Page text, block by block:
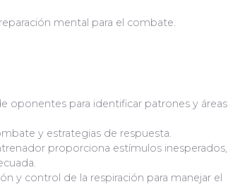
mental para el combate.
oponentes para identificar patrones y áreas
y estrategias de respuesta.
proporciona estímulos inesperados,
y control de la respiración para manejar el